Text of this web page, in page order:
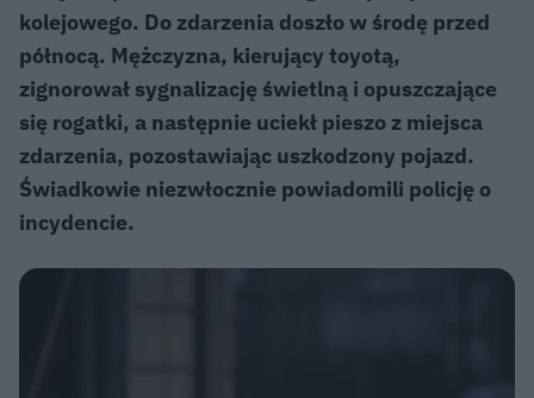
kolejowego. Do zdarzenia doszło w środę przed
północą. Mężczyzna, kierujący toyotą,
zignorował sygnalizację świetlną i opuszczające
się rogatki, a następnie uciekł pieszo z miejsca
zdarzenia, pozostawiając uszkodzony pojazd.
Świadkowie niezwłocznie powiadomili policję o
incydencie.